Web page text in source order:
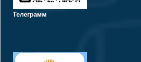
Телеграмм